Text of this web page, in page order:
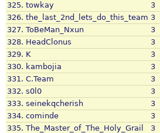
325. towkay 3
326. the_last_2nd_lets_do_this_team 3
327. ToBeMan_Nxun 3
328. HeadClonus 3
329. K 3
330. kambojia 3
331. C.Team 3
332. s0l0 3
333. seinekqcherish 3
334. cominde 3
335. The_Master_of_The_Holy_Grail 3